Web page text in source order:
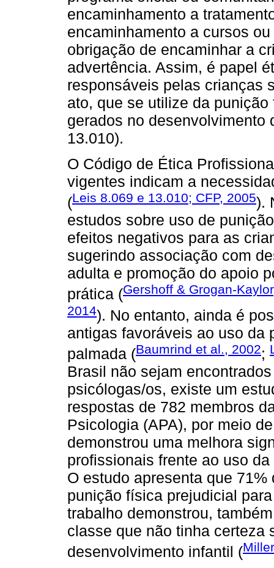
encaminhamento a
encaminhamento a cursos
obrigação de encaminhar a
advertência. Assim, é papel
responsáveis pelas crianças
ato, que se utilize da
gerados no desenvolvimento
13.010).
O Código de Ética
vigentes indicam a
(Leis 8.069 e 13.010; CFP, 2005).
estudos sobre uso de
efeitos negativos para as
sugerindo associação com
adulta e promoção do apoio
prática (Gershoff & Grogan-
2014). No entanto, ainda é
antigas favoráveis ao uso da
palmada (Baumrind et al., 2002;
Brasil não sejam
psicólogas/os, existe um
respostas de 782 membros
Psicologia (APA), por meio
demonstrou uma melhora
profissionais frente ao uso
O estudo apresenta que
punição física prejudicial
trabalho demonstrou,
classe que não tinha certeza
desenvolvimento infantil (